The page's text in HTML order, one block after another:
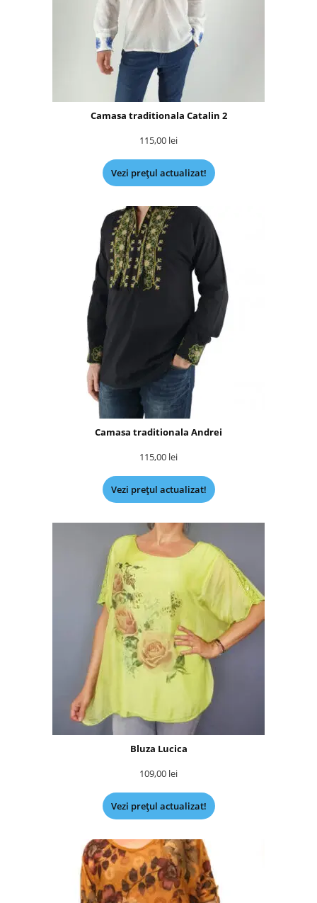
Camasa traditionala Catalin 2
115,00 lei
Vezi prețul actualizat!
Camasa traditionala Andrei
115,00 lei
Vezi prețul actualizat!
Bluza Lucica
109,00 lei
Vezi prețul actualizat!